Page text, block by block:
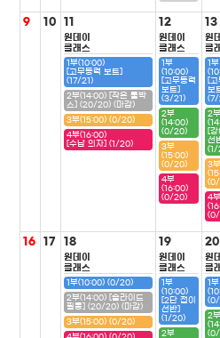
9 10 11
원데이
클래스
1부(10:00)
[고무동력 보트]
(17/21)
2부(14:00) [작은 툴박
스] (20/20) (마감)
3부(15:00) (0/20)
4부(16:00)
[수납 의자] (1/20)
12
원데이
클래스
1부
(10:00)
[고무동력
보트]
(3/21)
2부
(14:00)
(0/20)
3부
(15:00)
(0/20)
4부
(16:00)
(0/20)
13
원
클
1부
[
보
(7/
2부
[강
선
(1/
3부
4부
16 17 18
원데이
클래스
1부(10:00) (0/20)
2부(14:00) [슬라이드
필통] (20/20) (마감)
3부(15:00) (0/20)
19
원데이
클래스
1부
(10:00)
[2단 접이
선반]
(1/20)
2부
20
원
클
1부
2부